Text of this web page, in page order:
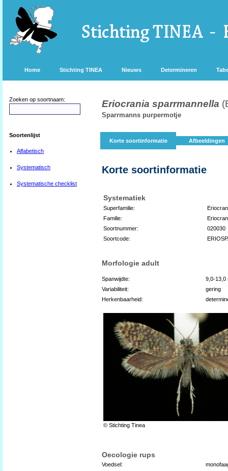
Home Stichting TINEA Nieuws Determineren
Zoeken op soortnaam:
Soortenlijst
Alfabetisch
Systematisch
Systematische checklist
Eriocrania sparrmannella
Sparrmanns purpermotje
Korte soortinformatie Afbeeldingen
Korte soortinformatie
Systematiek
Superfamilie:
Familie:
Soortnummer:
020030
Soortcode:
Morfologie adult
Spanwijdte:
9,0-13,0
Variabiliteit:
gering
Herkenbaarheid:
© Stichting Tinea
Oecologie rups
Voedsel: